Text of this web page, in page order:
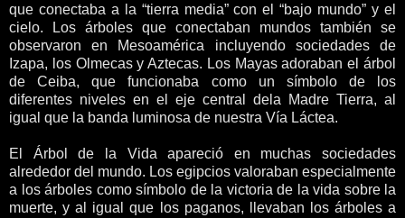
que conectaba a la “tierra media” con el “bajo mundo” y el
cielo. Los árboles que conectaban mundos también se
observaron en Mesoamérica incluyendo sociedades de
Izapa, los Olmecas y Aztecas. Los Mayas adoraban el árbol
de Ceiba, que funcionaba como un símbolo de los
diferentes niveles en el eje central dela Madre Tierra, al
igual que la banda luminosa de nuestra Vía Láctea.
El Árbol de la Vida apareció en muchas sociedades
alrededor del mundo. Los egipcios valoraban especialmente
a los árboles como símbolo de la victoria de la vida sobre la
muerte, y al igual que los paganos, llevaban los árboles a